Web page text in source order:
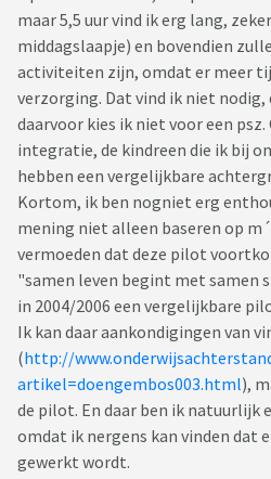
maar 5,5 uur vind ik erg lang,
middagslaapje) en bovendien
activiteiten zijn, omdat er meer
verzorging. Dat vind ik niet
daarvoor kies ik niet voor een
integratie, de kindreen die ik bij
hebben een vergelijkbare
Kortom, ik ben nogniet erg
mening niet alleen baseren op
vermoeden dat deze pilot
"samen leven begint met samen
in 2004/2006 een vergelijkbare
Ik kan daar aankondigingen van
(http://
artikel=doengembos003.html),
de pilot. En daar ben ik natuurlijk
omdat ik nergens kan vinden dat
gewerkt wordt.